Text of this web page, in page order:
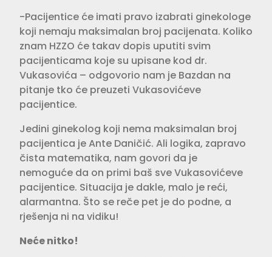
-Pacijentice će imati pravo izabrati ginekologe
koji nemaju maksimalan broj pacijenata. Koliko
znam HZZO će takav dopis uputiti svim
pacijenticama koje su upisane kod dr.
Vukasovića – odgovorio nam je Bazdan na
pitanje tko će preuzeti Vukasovićeve
pacijentice.
Jedini ginekolog koji nema maksimalan broj
pacijentica je Ante Daničić. Ali logika, zapravo
čista matematika, nam govori da je
nemoguće da on primi baš sve Vukasovićeve
pacijentice. Situacija je dakle, malo je reći,
alarmantna. Što se reče pet je do podne, a
rješenja ni na vidiku!
Neće nitko!